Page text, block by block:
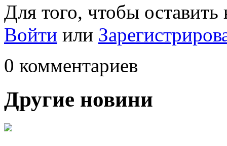
Для того, чтобы
Войти или
0 комментариев
Другие новини